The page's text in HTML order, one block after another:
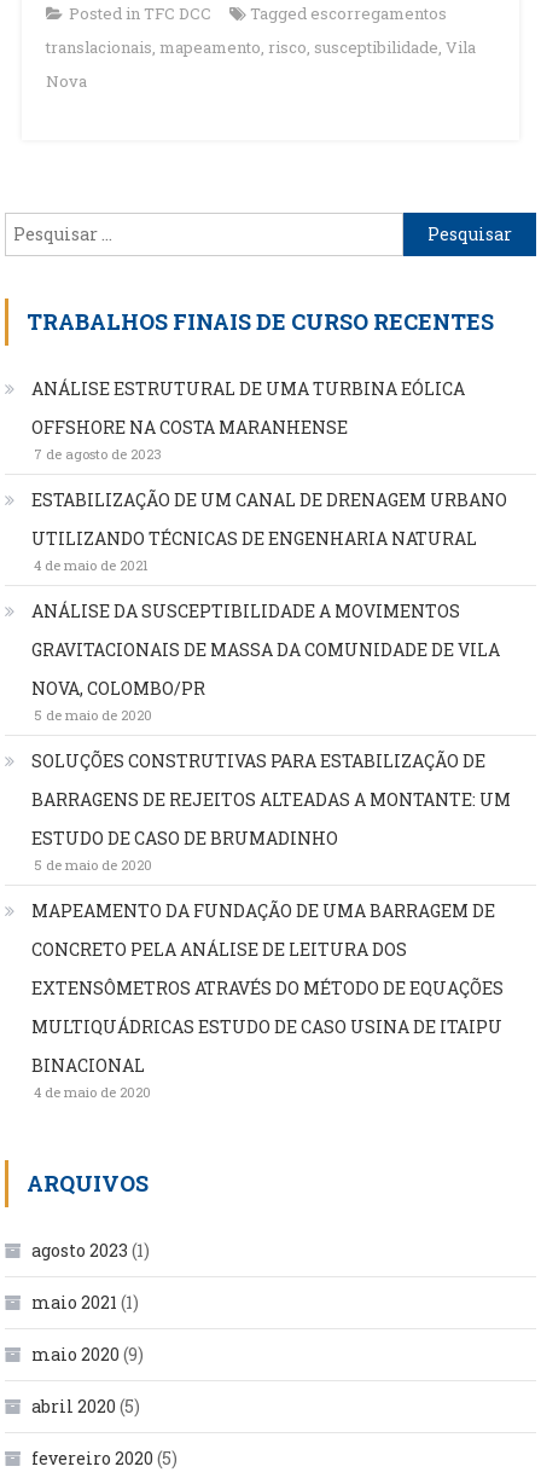
Posted in TFC DCC Tagged escorregamentos
translacionais, mapeamento, risco, susceptibilidade, Vila
Nova
Pesquisar
por:
TRABALHOS FINAIS DE CURSO RECENTES
ANÁLISE ESTRUTURAL DE UMA TURBINA EÓLICA
OFFSHORE NA COSTA MARANHENSE
7 de agosto de 2023
ESTABILIZAÇÃO DE UM CANAL DE DRENAGEM URBANO
UTILIZANDO TÉCNICAS DE ENGENHARIA NATURAL
4 de maio de 2021
ANÁLISE DA SUSCEPTIBILIDADE A MOVIMENTOS
GRAVITACIONAIS DE MASSA DA COMUNIDADE DE VILA
NOVA, COLOMBO/PR
5 de maio de 2020
SOLUÇÕES CONSTRUTIVAS PARA ESTABILIZAÇÃO DE
BARRAGENS DE REJEITOS ALTEADAS A MONTANTE: UM
ESTUDO DE CASO DE BRUMADINHO
5 de maio de 2020
MAPEAMENTO DA FUNDAÇÃO DE UMA BARRAGEM DE
CONCRETO PELA ANÁLISE DE LEITURA DOS
EXTENSÔMETROS ATRAVÉS DO MÉTODO DE EQUAÇÕES
MULTIQUÁDRICAS ESTUDO DE CASO USINA DE ITAIPU
BINACIONAL
4 de maio de 2020
ARQUIVOS
agosto 2023 (1)
maio 2021 (1)
maio 2020 (9)
abril 2020 (5)
fevereiro 2020 (5)